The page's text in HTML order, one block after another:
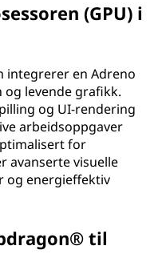
(GPU) i
integrerer en Adreno
og levende grafikk.
og UI-rendering
arbeidsoppgaver
for
avanserte visuelle
og energieffektiv
til